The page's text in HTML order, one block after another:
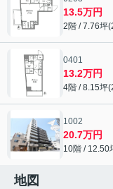
13.5万円
2階 / 7.76坪
0401
13.2万円
4階 / 8.15坪
1002
20.7万円
10階 / 12.50
地図